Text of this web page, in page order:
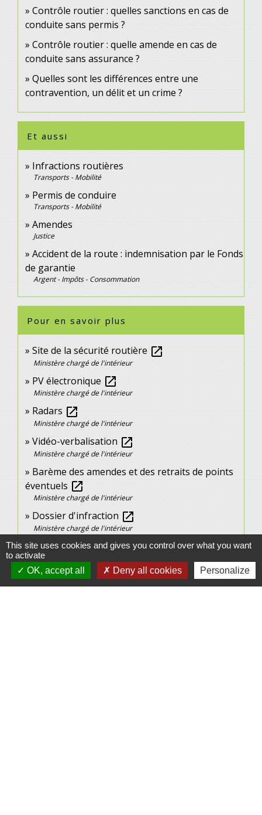
Contrôle routier : quelles sanctions en cas de
conduite sans permis ?
Contrôle routier : quelle amende en cas de
conduite sans assurance ?
Quelles sont les différences entre une
contravention, un délit et un crime ?
Et aussi
Infractions routières
Transports - Mobilité
Permis de conduire
Transports - Mobilité
Amendes
Justice
Accident de la route : indemnisation par le Fonds
de garantie
Argent - Impôts - Consommation
Pour en savoir plus
Site de la sécurité routière open_in_new
Ministère chargé de l'intérieur
PV électronique open_in_new
Ministère chargé de l'intérieur
Radars open_in_new
Ministère chargé de l'intérieur
Vidéo-verbalisation open_in_new
Ministère chargé de l'intérieur
Barème des amendes et des retraits de points
éventuels open_in_new
Ministère chargé de l'intérieur
Dossier d'infraction open_in_new
Ministère chargé de l'intérieur
Amende forfaire : moyens de paiementopen_in_new
Ministère chargé de l'intérieur
This site uses cookies and gives you control over what you want
to activate
OK, accept all
Deny all cookies Personalize